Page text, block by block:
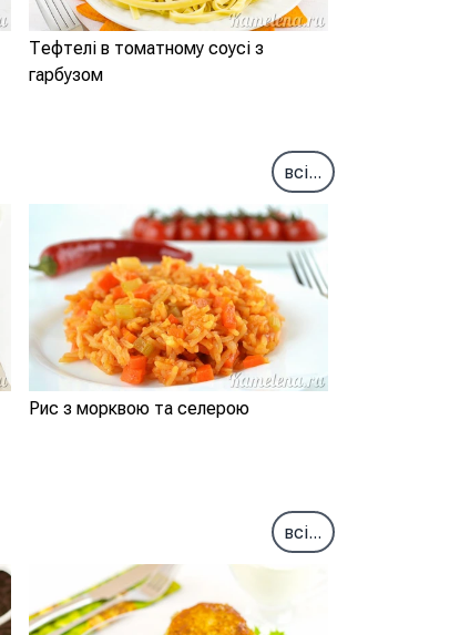
Тефтелі в томатному соусі з
гарбузом
всі...
Рис з морквою та селерою
всі...